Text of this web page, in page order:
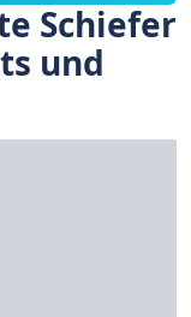
Schiefer
und